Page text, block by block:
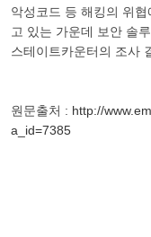
악성코드 등 해킹의 위
고 있는 가운데 보안 솔
스테이트카운터의 조사
원문출처 : http://
a_id=7385